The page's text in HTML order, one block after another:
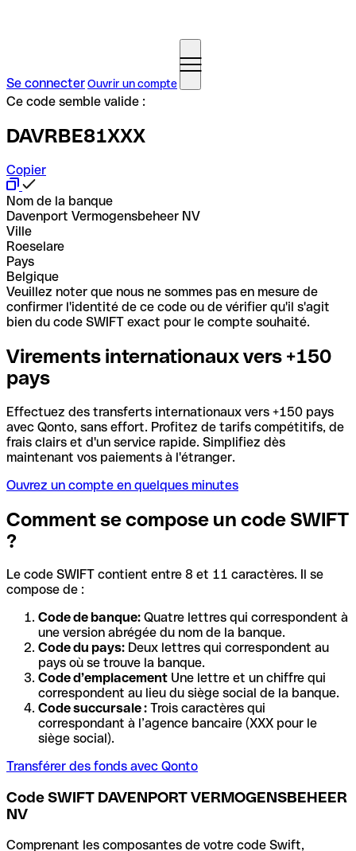
Se connecterOuvrir un compte
Ce code semble valide :
DAVRBE81XXX
Copier
Nom de la banque
Davenport Vermogensbeheer NV
Ville
Roeselare
Pays
Belgique
Veuillez noter que nous ne sommes pas en mesure de
confirmer l'identité de ce code ou de vérifier qu'il s'agit
bien du code SWIFT exact pour le compte souhaité.
Virements internationaux vers +150
pays
Effectuez des transferts internationaux vers +150 pays
avec Qonto, sans effort. Profitez de tarifs compétitifs, de
frais clairs et d'un service rapide. Simplifiez dès
maintenant vos paiements à l'étranger.
Ouvrez un compte en quelques minutes
Comment se compose un code SWIFT
?
Le code SWIFT contient entre 8 et 11 caractères. Il se
compose de :
Code de banque: Quatre lettres qui correspondent à
une version abrégée du nom de la banque.
Code du pays: Deux lettres qui correspondent au
pays où se trouve la banque.
Code d’emplacement Une lettre et un chiffre qui
correspondent au lieu du siège social de la banque.
Code succursale : Trois caractères qui
correspondant à l’agence bancaire (XXX pour le
siège social).
Transférer des fonds avec Qonto
Code SWIFT DAVENPORT VERMOGENSBEHEER
NV
Comprenant les composantes de votre code Swift,